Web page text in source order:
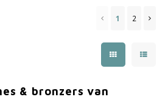
1 2
& bronzers van